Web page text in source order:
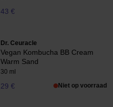
43 €
Dr. Ceuracle
Vegan Kombucha BB Cream
Warm Sand
30 ml
29 € Niet op voorraad